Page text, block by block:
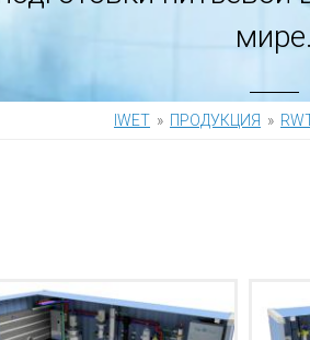
мире.
IWET » ПРОДУКЦИЯ »